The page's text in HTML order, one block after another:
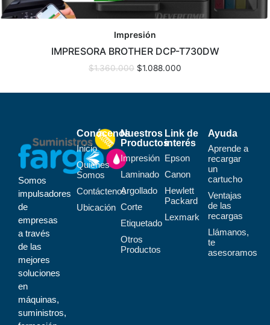
Impresión
IMPRESORA BROTHER DCP-T730DW
$1.360.000 $1.088.000
Somos
impulsadores
de
empresas
a través
de las
mejores
soluciones
en
máquinas,
suministros,
Conócenos
Inicio
Quiénes
Somos
Contáctenos
Ubicación
Nuestros
Productos
Impresión
Laminado
Argollado
Corte
Etiquetado
Otros
Productos
Link de
interés
Epson
Canon
Hewlett
Packard
Lexmark
Ayuda
Aprende a
recargar
un
cartucho
Ventajas
de las
recargas
Llámanos,
te
asesoramos